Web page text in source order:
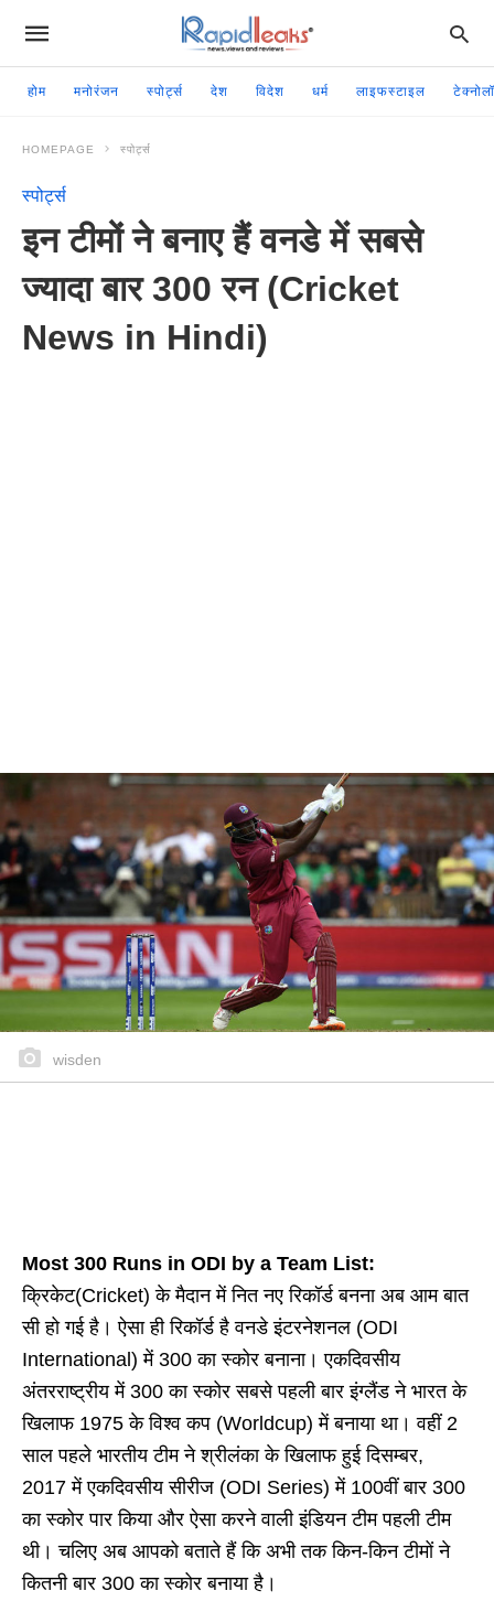
होम मनोरंजन स्पोर्ट्स देश विदेश धर्म लाइफस्टाइल
HOMEPAGE स्पोर्ट्स
स्पोर्ट्स
इन टीमों ने बनाए हैं वनडे में सबसे
ज्यादा बार 300 रन (Cricket
News in Hindi)
wisden
Most 300 Runs in ODI by a Team List:
क्रिकेट(Cricket) के मैदान में नित नए रिकॉर्ड बनना अब आम बात
सी हो गई है। ऐसा ही रिकॉर्ड है वनडे इंटरनेशनल (ODI
International) में 300 का स्कोर बनाना। एकदिवसीय
अंतरराष्ट्रीय में 300 का स्कोर सबसे पहली बार इंग्लैंड ने भारत के
खिलाफ 1975 के विश्व कप (Worldcup) में बनाया था। वहीं 2
साल पहले भारतीय टीम ने श्रीलंका के खिलाफ हुई दिसम्बर,
2017 में एकदिवसीय सीरीज (ODI Series) में 100वीं बार 300
का स्कोर पार किया और ऐसा करने वाली इंडियन टीम पहली टीम
थी। चलिए अब आपको बताते हैं कि अभी तक किन-किन टीमों ने
कितनी बार 300 का स्कोर बनाया है।